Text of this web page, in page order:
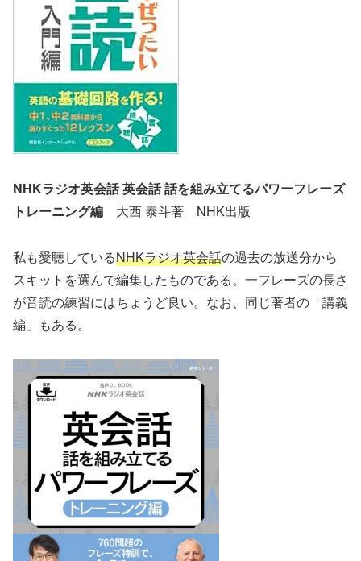
NHKラジオ英会話 英会話 話を組み立てるパワーフレーズ
トレーニング編 大西 泰斗著 NHK出版
私も愛聴しているNHKラジオ英会話の過去の放送分から
スキットを選んで編集したものである。一フレーズの長さ
が音読の練習にはちょうど良い。なお、同じ著者の「講義
編」もある。